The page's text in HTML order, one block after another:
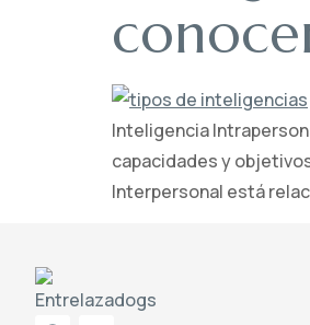
Inteligencia
capacidades y
Interpersonal está